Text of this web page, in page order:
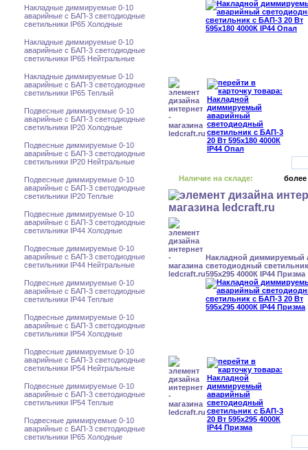
Накладные диммируемые 0-10
аварийные с БАП-3 светодиодные
светильники IP65 Холодные
Накладные диммируемые 0-10
аварийные с БАП-3 светодиодные
светильники IP65 Нейтральные
Накладные диммируемые 0-10
аварийные с БАП-3 светодиодные
светильники IP65 Теплый
Подвесные диммируемые 0-10
аварийные с БАП-3 светодиодные
светильники IP20 Холодные
Подвесные диммируемые 0-10
аварийные с БАП-3 светодиодные
светильники IP20 Нейтральные
Подвесные диммируемые 0-10
аварийные с БАП-3 светодиодные
светильники IP20 Теплые
Подвесные диммируемые 0-10
аварийные с БАП-3 светодиодные
светильники IP44 Холодные
Подвесные диммируемые 0-10
аварийные с БАП-3 светодиодные
светильники IP44 Нейтральные
Подвесные диммируемые 0-10
аварийные с БАП-3 светодиодные
светильники IP44 Теплые
Подвесные диммируемые 0-10
аварийные с БАП-3 светодиодные
светильники IP54 Холодные
Подвесные диммируемые 0-10
аварийные с БАП-3 светодиодные
светильники IP54 Нейтральные
Подвесные диммируемые 0-10
аварийные с БАП-3 светодиодные
светильники IP54 Теплые
Подвесные диммируемые 0-10
аварийные с БАП-3 светодиодные
светильники IP65 Холодные
Наличие на складе: более
Накладной диммируемый
светодиодный
595x295 4000К IP44 Призма